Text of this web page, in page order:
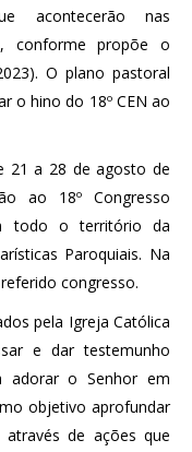
acontecerão nas
conforme propõe o
O plano pastoral
o hino do 18º CEN ao
21 a 28 de agosto de
ao 18º Congresso
todo o território da
Paroquiais. Na
congresso.
pela Igreja Católica
e dar testemunho
adorar o Senhor em
objetivo aprofundar
de ações que